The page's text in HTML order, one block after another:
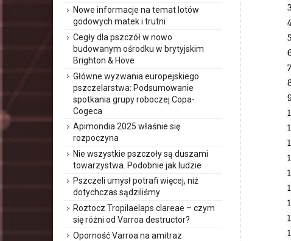
Nowe informacje na temat lotów
godowych matek i trutni
Cegły dla pszczół w nowo
budowanym ośrodku w brytyjskim
Brighton & Hove
Główne wyzwania europejskiego
pszczelarstwa: Podsumowanie
spotkania grupy roboczej Copa-
Cogeca
Apimondia 2025 właśnie się
rozpoczyna
Nie wszystkie pszczoły są duszami
towarzystwa. Podobnie jak ludzie
Pszczeli umysł potrafi więcej, niż
dotychczas sądziliśmy
Roztocz Tropilaelaps clareae – czym
się różni od Varroa destructor?
Oporność Varroa na amitraz